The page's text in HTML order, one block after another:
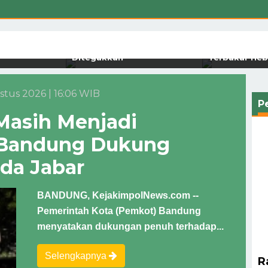
PII Jabar
Setahun Berlalu, Tragedi
Ditegakkan
Terbakar
2026 | 16:06 WIB
Menjadi
Dukung
Jabar
BANDUNG, KejakimpolNews.com --
Pemerintah Kota (Pemkot) Bandung
menyatakan dukungan penuh terhadap...
Selengkapnya